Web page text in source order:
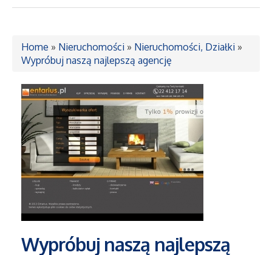
Kursy Językowe
Konferencje, Sale Szkoleniowe
Kursy i Szkolenia
Tłumaczenia
Sprzedaż Interntowa
Biżuteria
Home » Nieruchomości » Nieruchomości, Działki »
Wypróbuj naszą najlepszą agencję
Wypróbuj naszą najlepszą